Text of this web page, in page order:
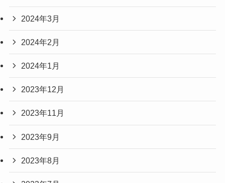
2024年3月
2024年2月
2024年1月
2023年12月
2023年11月
2023年9月
2023年8月